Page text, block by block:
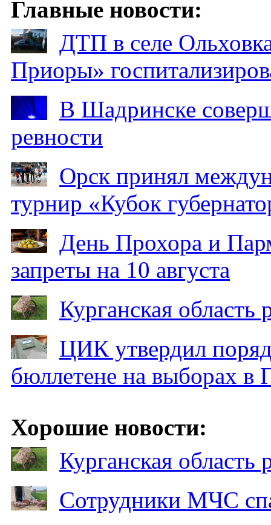
Главные новости:
ДТП в селе
Приоры»
В Шадринске
ревности
Орск принял
турнир «Кубок
День Прохора и
запреты на 10 августа
Курганская
ЦИК утвердил
бюллетене на выборах в
Хорошие новости:
Курганская
Сотрудники МЧС